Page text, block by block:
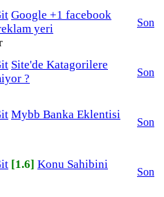
Google +1 facebook
yeri
Son
Site'de Katagorilere
?
Son
Mybb Banka Eklentisi
Son
[1.6] Konu Sahibini
Son